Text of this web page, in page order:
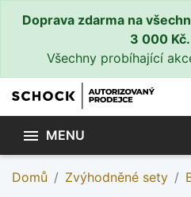
Doprava zdarma na
3 000 Kč.
Všechny probíhající
 MENU
Domů Zvýhodněné sety